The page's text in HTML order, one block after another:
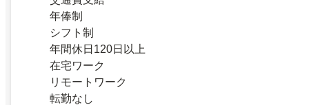
年俸制
シフト制
年間休日120日以上
在宅ワーク
リモートワーク
転勤なし